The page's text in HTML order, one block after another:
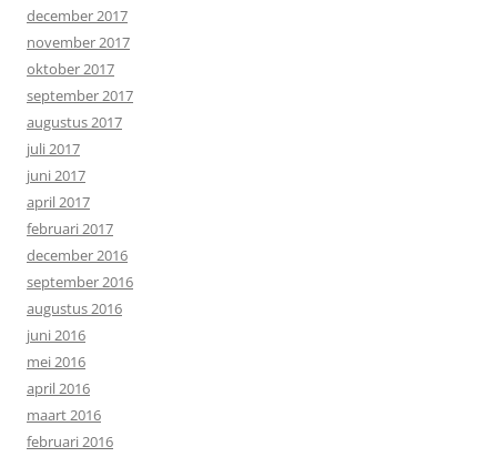
december 2017
november 2017
oktober 2017
september 2017
augustus 2017
juli 2017
juni 2017
april 2017
februari 2017
december 2016
september 2016
augustus 2016
juni 2016
mei 2016
april 2016
maart 2016
februari 2016